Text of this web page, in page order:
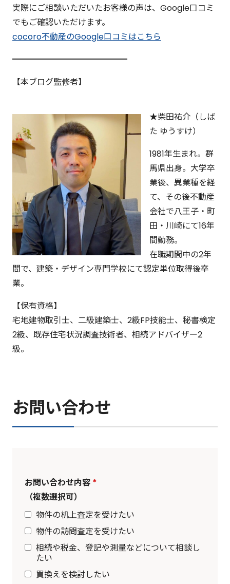
実際にご相談いただいたお客様の声は、Google口コミ
でもご確認いただけます。
cocoro不動産のGoogle口コミはこちら
━━━━━━━━━━━━━━
【本ブログ監修者】
★柴田祐介（しば
た ゆうすけ）
1981年生まれ。群
馬県出身。大学卒
業後、異業種を経
て、その後不動産
会社で八王子・町
田・川崎にて16年
間勤務。
在職期間中の2年
間で、建築・デザイン専門学校にて認定単位取得後卒
業。
【保有資格】
宅地建物取引士、二級建築士、2級FP技能士、秘書検定
2級、既存住宅状況調査技術者、相続アドバイザー2
級。
お問い合わせ
お問い合わせ内容
（複数選択可）
*
物件の机上査定を受けたい
物件の訪問査定を受けたい
相続や税金、登記や測量などについて相談し
たい
買換えを検討したい